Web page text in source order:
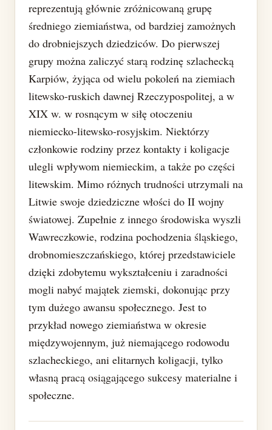
reprezentują głównie zróżnicowaną grupę
średniego ziemiaństwa, od bardziej zamożnych
do drobniejszych dziedziców. Do pierwszej
grupy można zaliczyć starą rodzinę szlachecką
Karpiów, żyjąca od wielu pokoleń na ziemiach
litewsko-ruskich dawnej Rzeczypospolitej, a w
XIX w. w rosnącym w siłę otoczeniu
niemiecko-litewsko-rosyjskim. Niektórzy
członkowie rodziny przez kontakty i koligacje
ulegli wpływom niemieckim, a także po części
litewskim. Mimo różnych trudności utrzymali na
Litwie swoje dziedziczne włości do II wojny
światowej. Zupełnie z innego środowiska wyszli
Wawreczkowie, rodzina pochodzenia śląskiego,
drobnomieszczańskiego, której przedstawiciele
dzięki zdobytemu wykształceniu i zaradności
mogli nabyć majątek ziemski, dokonując przy
tym dużego awansu społecznego. Jest to
przykład nowego ziemiaństwa w okresie
międzywojennym, już niemającego rodowodu
szlacheckiego, ani elitarnych koligacji, tylko
własną pracą osiągającego sukcesy materialne i
społeczne.